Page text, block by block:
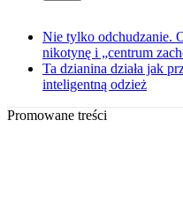
Nie tylko odchudzanie.
nikotynę i „centrum
Ta dzianina działa jak
inteligentną odzież
Promowane treści